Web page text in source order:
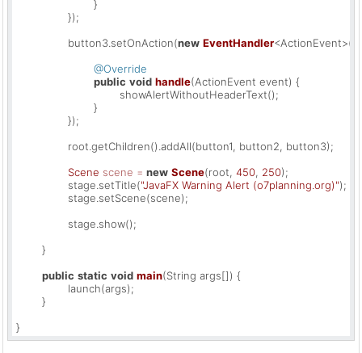
		button3.setOnAction(
new EventHandler<ActionEvent>()
@Override
public void handle(ActionEvent event) {
Scene scene = new Scene(root, 450, 250);
		stage.setTitle(
"JavaFX Warning Alert (o7planning.org)");
public static void main(String args[]) {
}